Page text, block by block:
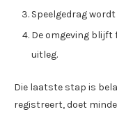
Speelgedrag
De omgeving blijft
uitleg.
Die laatste stap is
registreert, doet